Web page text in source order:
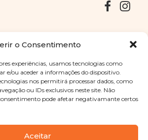
o Consentimento
experiências, usamos tecnologias como
e/ou aceder a informações do dispositivo.
nos permitirá processar dados, como
ou IDs exclusivos neste site. Não
pode afetar negativamante certos
Aceitar
Sabores Santa Clara
. Todos os direitos
de Privacidade |Termos e condições
Your Branding Agency